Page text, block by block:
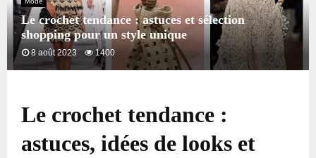
Le crochet tendance : astuces et sélection
shopping pour un style unique
8 août 2023 1400
Le crochet tendance :
astuces, idées de looks et